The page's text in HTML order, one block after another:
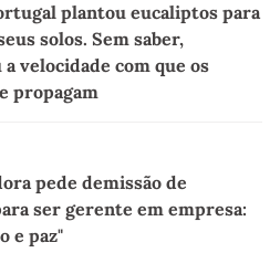
plantou eucaliptos para
solos. Sem saber,
velocidade com que os
propagam
pede demissão de
ser gerente em empresa:
e paz"